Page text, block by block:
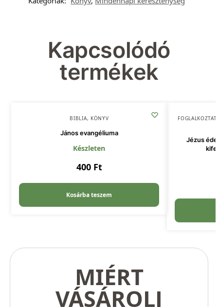
Kapcsolódó
termékek
BIBLIA, KÖNYV
János evangéliuma
Készleten
400 Ft
Kosárba teszem
Jézus
MIÉRT
VÁSÁROLJ